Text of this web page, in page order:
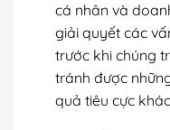
cá nhân và
giải quyết các
trước khi chúng
tránh được
quả tiêu cực